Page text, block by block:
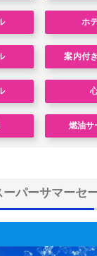
+ホテル 最大40,000
タイムセール
ム旅行 最大50%OFF
最大2,500円OFFク
空券+ホテル 最大
ホ
案内付
燃油サ
ーパーサマーセ